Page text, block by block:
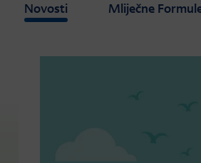
Novosti Mliječne